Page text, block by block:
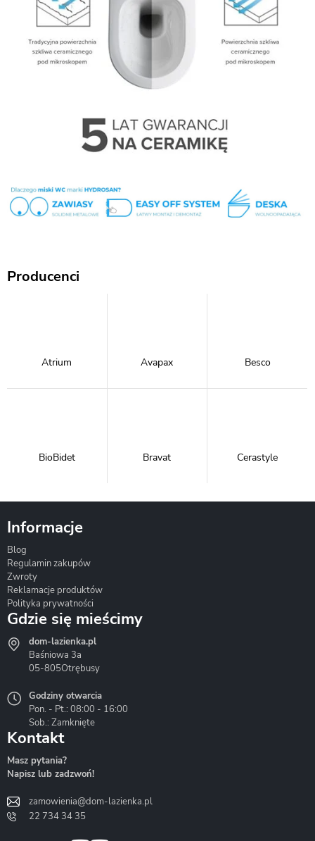
Producenci
Atrium Avapax Besco
BioBidet Bravat Cerastyle
Hydrostop
Liveno
Informacje
Blog
Regulamin zakupów
Zwroty
Reklamacje produktów
Polityka prywatności
Gdzie się mieścimy
dom-lazienka.pl
Baśniowa 3a
05-805Otrębusy
Godziny otwarcia
Pon. - Pt.: 08:00 - 16:00
Sob.: Zamknięte
Kontakt
Masz pytania?
Napisz lub zadzwoń!
zamowienia@dom-lazienka.pl
22 734 34 35